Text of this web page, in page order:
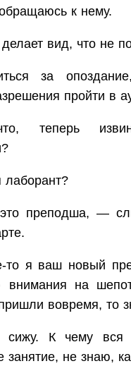
к нему.
вид, что не
за
пройти в
теперь
лаборант?
преподша, —
я ваш новый
внимания на
вовремя, то
К чему вся
занятие, не знаю,